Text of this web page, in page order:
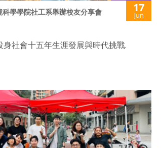
學學院社工系舉辦校友分享會 17
Jun
社會十五年生涯發展與時代挑戰.